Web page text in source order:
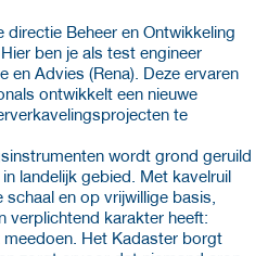
Beheer en Ontwikkeling
ben je als test engineer
en Advies (Rena). Deze ervaren
ontwikkelt een nieuwe
te
wordt grond geruild
landelijk gebied. Met kavelruil
en op vrijwillige basis,
verplichtend karakter heeft:
Het Kadaster borgt